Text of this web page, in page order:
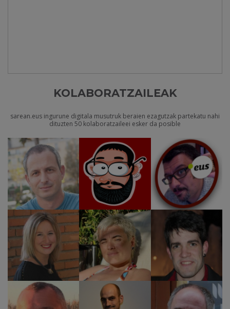
KOLABORATZAILEAK
sarean.eus ingurune digitala musutruk beraien ezagutzak partekatu nahi
dituzten 50 kolaboratzaileei esker da posible